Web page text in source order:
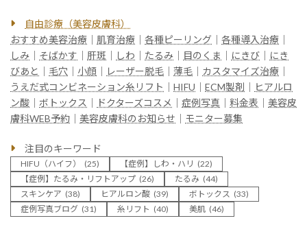
自由診療（美容皮膚科）
おすすめ美容治療
肌育治療 各種ピーリング 各種導入治療
しみ
そばかす 肝斑 しわ たるみ 目のくま にきび
にき
びあと
毛穴 小顔 レーザー脱毛 薄毛 カスタマイズ治療
うえだ式コンビネーション糸リフト
HIFU ECM製剤
ヒアルロ
ン酸
ボトックス ドクターズコスメ 症例写真 料金表
美容皮
膚科WEB予約
美容皮膚科のお知らせ モニター募集
注目のキーワード
HIFU（ハイフ） (25) 【症例】しわ・ハリ (22)
【症例】たるみ・リフトアップ (26) たるみ (44)
スキンケア (38) ヒアルロン酸 (39) ボトックス (33)
症例写真ブログ (31) 糸リフト (40) 美肌 (46)